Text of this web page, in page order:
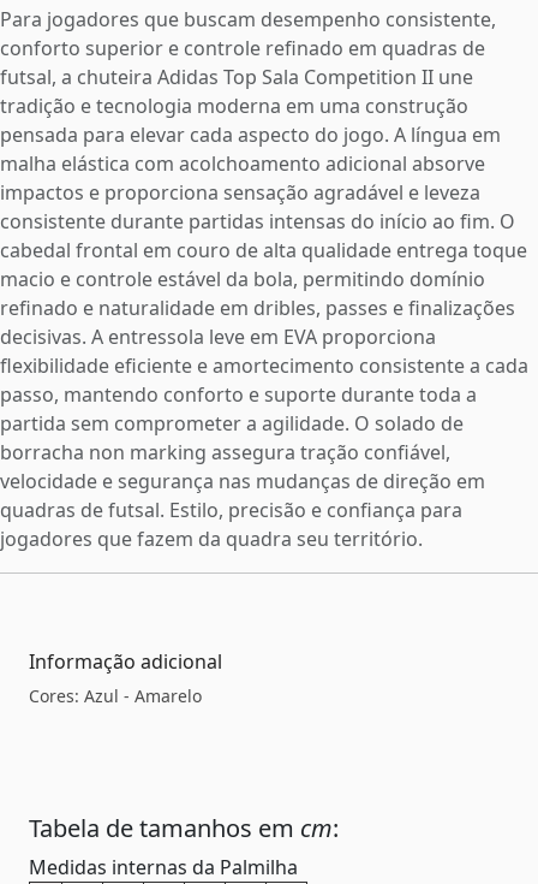
Para jogadores que buscam desempenho consistente,
conforto superior e controle refinado em quadras de
futsal, a chuteira Adidas Top Sala Competition II une
tradição e tecnologia moderna em uma construção
pensada para elevar cada aspecto do jogo. A língua em
malha elástica com acolchoamento adicional absorve
impactos e proporciona sensação agradável e leveza
consistente durante partidas intensas do início ao fim. O
cabedal frontal em couro de alta qualidade entrega toque
macio e controle estável da bola, permitindo domínio
refinado e naturalidade em dribles, passes e finalizações
decisivas. A entressola leve em EVA proporciona
flexibilidade eficiente e amortecimento consistente a cada
passo, mantendo conforto e suporte durante toda a
partida sem comprometer a agilidade. O solado de
borracha non marking assegura tração confiável,
velocidade e segurança nas mudanças de direção em
quadras de futsal. Estilo, precisão e confiança para
jogadores que fazem da quadra seu território.
Informação adicional
Cores: Azul - Amarelo
Tabela de tamanhos em cm:
Medidas internas da Palmilha